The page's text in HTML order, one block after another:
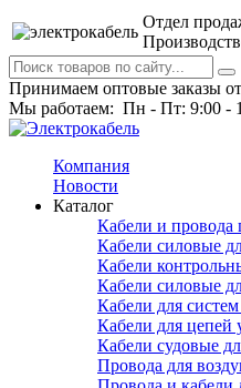
Отдел
Принимаем оптовые заказы
Мы работаем: Пн - Пт: 9:00 -
Компания
Новости
Каталог
Кабели и провода
Кабели силовые
Кабели
Кабели силовые
Кабели для
Кабели для цепей
Кабели судовые
Провода для